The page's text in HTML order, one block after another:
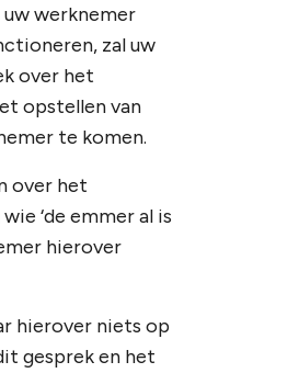
werknemer
zal uw
over het
opstellen van
te komen.
over het
‘de emmer al is
hierover
hierover niets op
gesprek en het